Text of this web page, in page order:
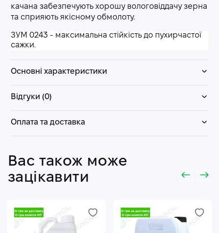
качана забезпечують хорошу вологовіддачу зерна
та сприяють якісному обмолоту.
ЗУМ 0243 - максимальна стійкість до пухирчастої
сажки.
Основні характеристики
Відгуки (0)
Оплата та доставка
Вас також може
зацікавити